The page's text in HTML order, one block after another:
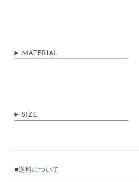
MATERIAL
SIZE
■送料について